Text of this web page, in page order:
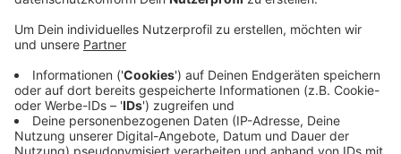
Mitarbeiter des Kommunalen Ordnungsdienstes oder
der Verkehrsüberwachung ausgestattet werden, heißt
es. Die Parteien wollen jetzt, dass geprüft wird, wie
sinnvoll eine solche Anschaffung wäre. Im Rahmen des